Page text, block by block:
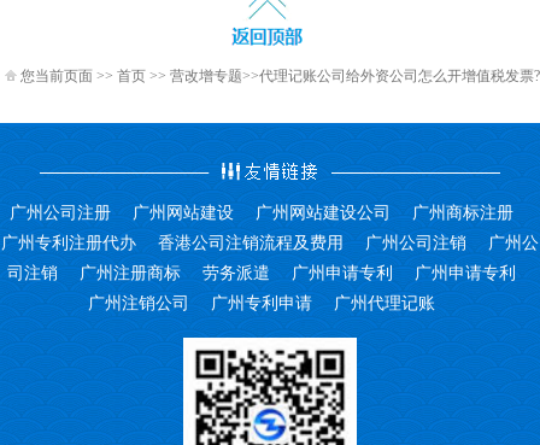
您当前页面 >> 首页 >> 营改增专题>>代理记账公司给外资公司怎么开增值税发票?
广州公司注册 广州网站建设 广州网站建设公司
广州商标注册
广州专利注册代办
香港公司注销流程及费用 广州公司注销
广州公
司注销
广州注册商标 劳务派遣 广州申请专利
广州申请专利
广州注销公司
广州专利申请 广州代理记账